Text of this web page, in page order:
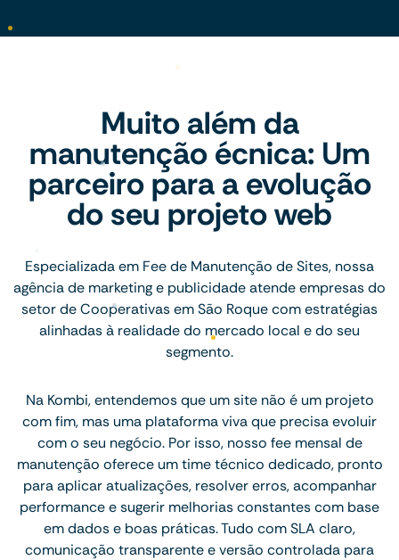
Muito além da
manutenção écnica: Um
parceiro para a evolução
do seu projeto web
Especializada em Fee de Manutenção de Sites, nossa
agência de marketing e publicidade atende empresas do
setor de Cooperativas em São Roque com estratégias
alinhadas à realidade do mercado local e do seu
segmento.
Na Kombi, entendemos que um site não é um projeto
com fim, mas uma plataforma viva que precisa evoluir
com o seu negócio. Por isso, nosso fee mensal de
manutenção oferece um time técnico dedicado, pronto
para aplicar atualizações, resolver erros, acompanhar
performance e sugerir melhorias constantes com base
em dados e boas práticas. Tudo com SLA claro,
comunicação transparente e versão controlada para